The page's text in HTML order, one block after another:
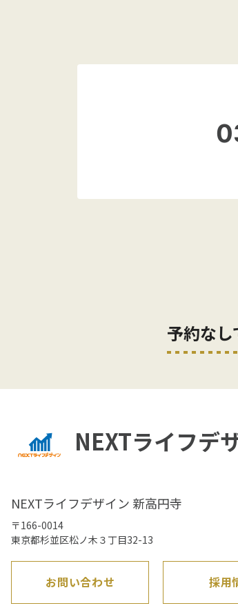
予約な
NEXTライフデ
NEXTライフデザイン 新高円寺
〒166-0014
東京都杉並区松ノ木３丁目32-13
お問い合わせ 採用